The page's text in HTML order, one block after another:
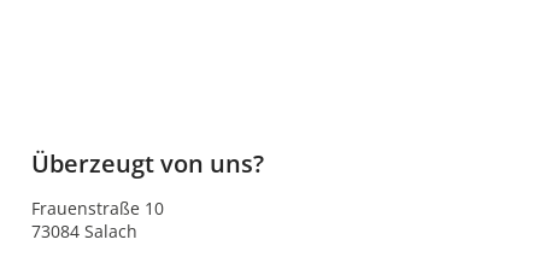
Überzeugt von uns?
Frauenstraße 10
73084 Salach